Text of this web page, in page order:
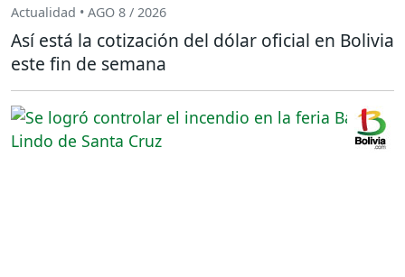
Actualidad • AGO 8 / 2026
Así está la cotización del dólar oficial en Bolivia
este fin de semana